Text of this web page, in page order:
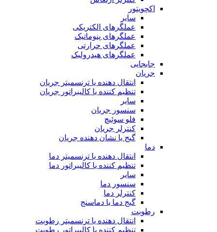
اکچویتور
سایر
عملگرهای الکتریکی
عملگرهای پنوماتیک
عملگرهای حرارتی
عملگرهای هیدرولیک
جابجایی
جریان
انتقال دهنده یا ترنسمیتر جریان
تنظیم کننده یا کالیبراتور جریان
سایر
سنسور جریان
فلو سوئیچ
کنترلر جریان
گیج یا نشان دهنده جریان
دما
انتقال دهنده یا ترنسمیتر دما
تنظیم کننده یا کالیبراتور دما
سایر
سنسور دما
کنترلر دما
گیج دما یا دماسنج
رطوبت
انتقال دهنده یا ترنسمیتر رطوبت
تنظیم کننده یا کالیبراتور رطوبت